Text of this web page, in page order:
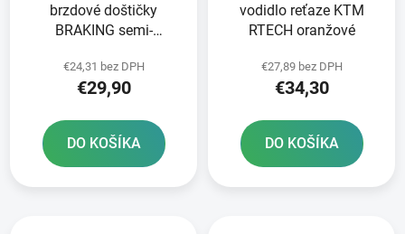
brzdové doštičky
BRAKING semi-
ks v balení
€24,31 bez DPH
€29,90
DO KOŠÍKA
vodidlo reťaze KTM
RTECH oranžové
€27,89 bez DPH
€34,30
DO KOŠÍKA